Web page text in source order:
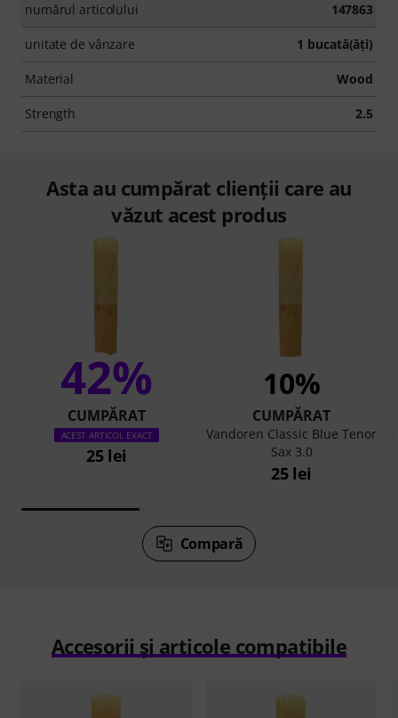
numărul articolului 147863
unitate de vânzare 1 bucată(ăţi)
Material Wood
Strength 2.5
Asta au cumpărat clienții care au
văzut acest produs
42%
CUMPĂRAT
ACEST ARTICOL EXACT
25 lei
10%
CUMPĂRAT
Vandoren Classic Blue Tenor
Sax 3.0
25 lei
Compară
Accesorii și articole compatibile